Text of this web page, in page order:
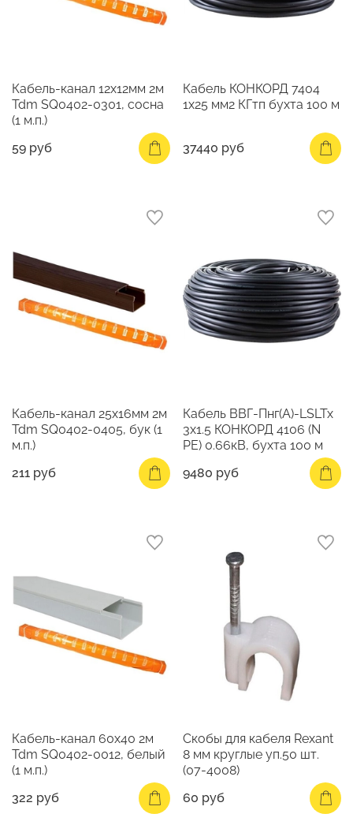
Кабель-канал 12х12мм 2м
Tdm SQ0402-0301, сосна
(1 м.п.)
59 руб
Кабель КОНКОРД 7404
1х25 мм2 КГтп бухта 100 м
37440 руб
Кабель-канал 25х16мм 2м
Tdm SQ0402-0405, бук (1
м.п.)
211 руб
Кабель ВВГ-Пнг(А)-LSLTx
3х1.5 КОНКОРД 4106 (N
PE) 0.66кВ, бухта 100 м
9480 руб
Кабель-канал 60х40 2м
Tdm SQ0402-0012, белый
(1 м.п.)
322 руб
Скобы для кабеля Rexant
8 мм круглые уп.50 шт.
(07-4008)
60 руб